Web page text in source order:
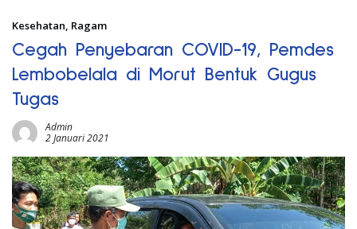
Kesehatan, Ragam
Cegah Penyebaran COVID-19, Pemdes
Lembobelala di Morut Bentuk Gugus
Tugas
Admin
2 Januari 2021